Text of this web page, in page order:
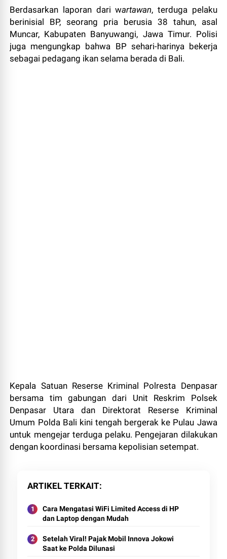
Berdasarkan laporan dari wartawan, terduga pelaku
berinisial BP, seorang pria berusia 38 tahun, asal
Muncar, Kabupaten Banyuwangi, Jawa Timur. Polisi
juga mengungkap bahwa BP sehari-harinya bekerja
sebagai pedagang ikan selama berada di Bali.
Kepala Satuan Reserse Kriminal Polresta Denpasar
bersama tim gabungan dari Unit Reskrim Polsek
Denpasar Utara dan Direktorat Reserse Kriminal
Umum Polda Bali kini tengah bergerak ke Pulau Jawa
untuk mengejar terduga pelaku. Pengejaran dilakukan
dengan koordinasi bersama kepolisian setempat.
ARTIKEL TERKAIT
Cara Mengatasi WiFi Limited Access di HP
dan Laptop dengan Mudah
Setelah Viral! Pajak Mobil Innova Jokowi
Saat ke Polda Dilunasi